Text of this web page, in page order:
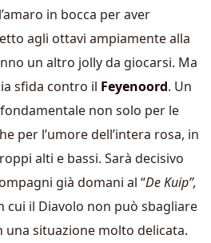
in bocca per aver
agli ottavi ampiamente alla
un altro jolly da giocarsi. Ma
sfida contro il Feyenoord. Un
fondamentale non solo per le
per l’umore dell’intera rosa, in
alti e bassi. Sarà decisivo
già domani al “De Kuip”,
cui il Diavolo non può sbagliare
una situazione molto delicata.